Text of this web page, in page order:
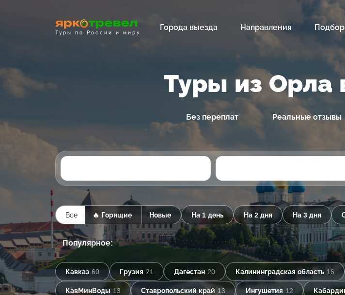
Туры по России и миру
Города выезда Направления
Туры из Орла
Без переплат Реальные отзывы
Все 🔥 Горящие Новые На 1 день На 2 дня На 3 дня
Популярное:
Кавказ 60 Грузия 21 Дагестан 20 Калининградская область 16
КавМинВоды 13 Ставропольский край 13 Ингушетия 12